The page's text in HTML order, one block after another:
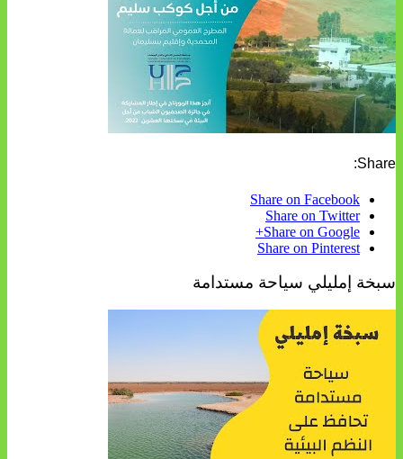
Share:
Share on Facebook
Share on Twitter
Share on Google+
Share on Pinterest
سبخة إمليلي سياحة مستدامة